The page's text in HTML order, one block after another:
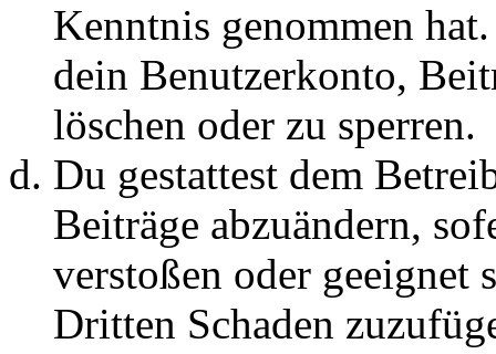
Kenntnis genommen
dein Benutzerkonto,
löschen oder zu sperren.
Du gestattest dem
Beiträge abzuändern,
verstoßen oder geeignet
Dritten Schaden